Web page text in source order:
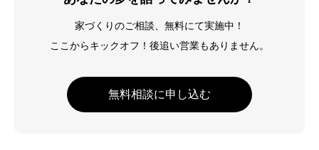
家づくりのご相談、無料にて実施中！
ここからキックオフ！後追い営業もありません。
無料相談に申し込む